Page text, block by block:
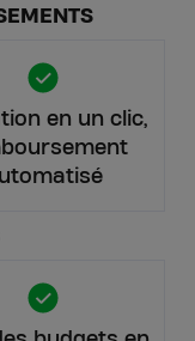
en un clic,